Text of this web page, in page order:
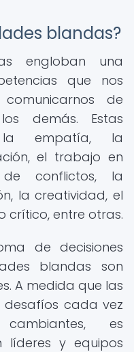
blandas?
engloban una
que nos
de
demás. Estas
la empatía, la
el trabajo en
conflictos, la
la creatividad, el
crítico, entre otras.
de decisiones
blandas son
A medida que las
cada vez
es
líderes y equipos